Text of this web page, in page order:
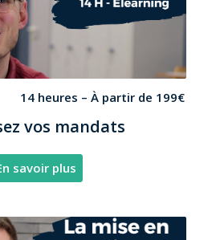
14 heures –À partir de 199€
vos mandats
savoir plus